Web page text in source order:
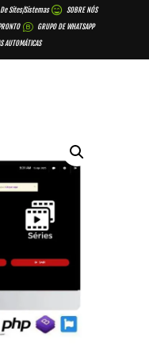
Sites/sistemas
SOBRE NÓS
GRUPO DE WHATSAPP
AUTOMÁTICAS